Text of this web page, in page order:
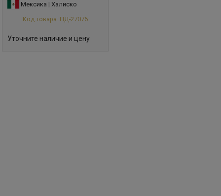
Мексика | Халиско
Код товара: ПД-27076
Уточните наличие и цену